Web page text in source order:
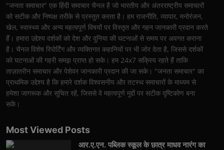
"जनता समाचार" एक हिंदी समाचार चैनल है जो भारतीय और अंतरराष्ट्रीय समाचारों
को सटीक और निष्पक्ष तरीके से प्रस्तुत करता है। हम राजनीति, व्यापार, मनोरंजन,
खेल, स्वास्थ्य और अन्य महत्वपूर्ण विषयों पर विस्तृत और गहन जानकारी प्रदान करते
हैं। हमारा उद्देश्य दर्शकों को देश और दुनिया की घटनाओं से समय पर अवगत कराना
है। चैनल विशेष रिपोर्टिंग और व्यक्तिगत कहानियों पर भी जोर देता है, जिससे दर्शकों
को घटनाओं की गहरी समझ प्राप्त हो सके। हम 24x7 सक्रिय रहते हैं ताकि
ताज़ातरीन समाचार और पेशेवर जानकारी प्रदान की जा सके। "जनता समाचार" का
प्राथमिक उद्देश्य है कि हमारे दर्शक विश्वसनीय और तटस्थ समाचारों के माध्यम से
हमेशा जागरूक और सूचित रहें, जिससे वे महत्वपूर्ण मुद्दों पर सटीक दृष्टिकोण बना
सकें।
Most Viewed Posts
आर.ए.एन. पब्लिक स्कूल के छात्र माधव नारंग का